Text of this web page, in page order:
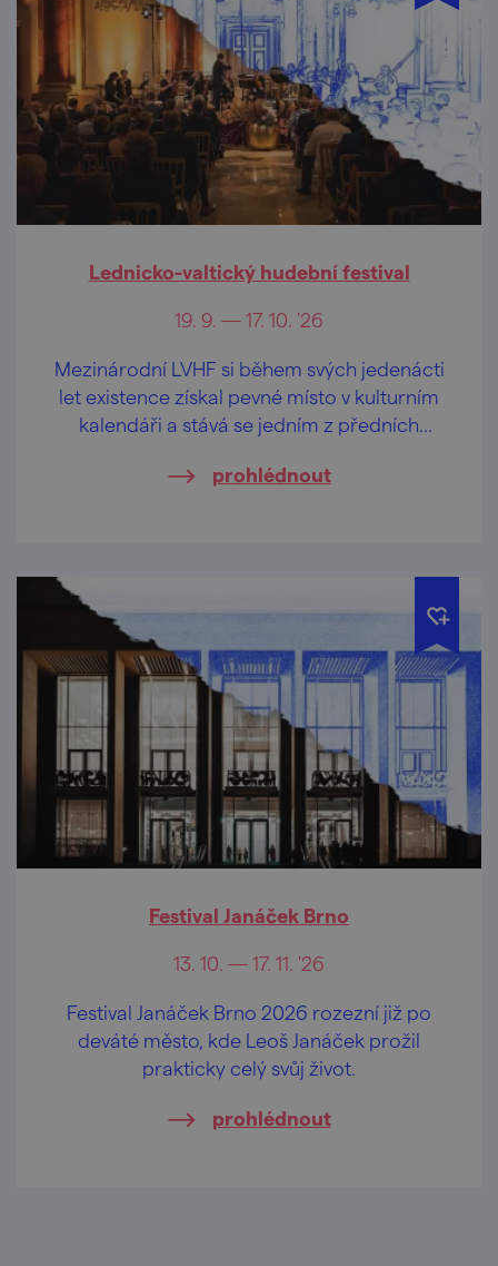
Lednicko-valtický hudební festival
19. 9. — 17. 10. '26
Mezinárodní LVHF si během svých jedenácti
let existence získal pevné místo v kulturním
kalendáři a stává se jedním z předních
prohlédnout
Festival Janáček Brno
13. 10. — 17. 11. '26
Festival Janáček Brno 2026 rozezní již po
deváté město, kde Leoš Janáček prožil
prakticky celý svůj život.
prohlédnout